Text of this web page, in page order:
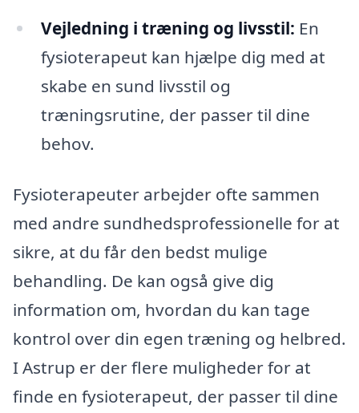
Vejledning i træning og livsstil: En
fysioterapeut kan hjælpe dig med at
skabe en sund livsstil og
træningsrutine, der passer til dine
behov.
Fysioterapeuter arbejder ofte sammen
med andre sundhedsprofessionelle for at
sikre, at du får den bedst mulige
behandling. De kan også give dig
information om, hvordan du kan tage
kontrol over din egen træning og helbred.
I Astrup er der flere muligheder for at
finde en fysioterapeut, der passer til dine